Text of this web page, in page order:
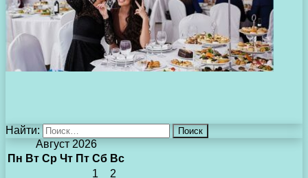
Найти:
Август 2026
Пн Вт Ср Чт Пт Сб Вс
1
2